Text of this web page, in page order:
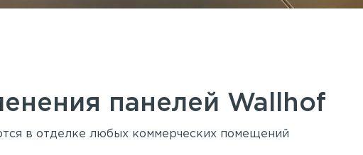
панелей Wallhof
в отделке любых коммерческих помещений